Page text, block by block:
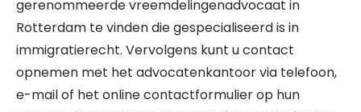
gerenommeerde vreemdelingenadvocaat in
Rotterdam te vinden die gespecialiseerd is in
immigratierecht. Vervolgens kunt u contact
opnemen met het advocatenkantoor via telefoon,
e-mail of het online contactformulier op hun